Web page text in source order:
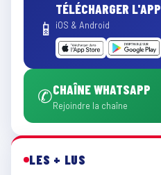
📱
TÉLÉCHARGER L'APP
iOS & Android
✆CHAÎNE WHATSAPP
Rejoindre la chaîne
LES + LUS